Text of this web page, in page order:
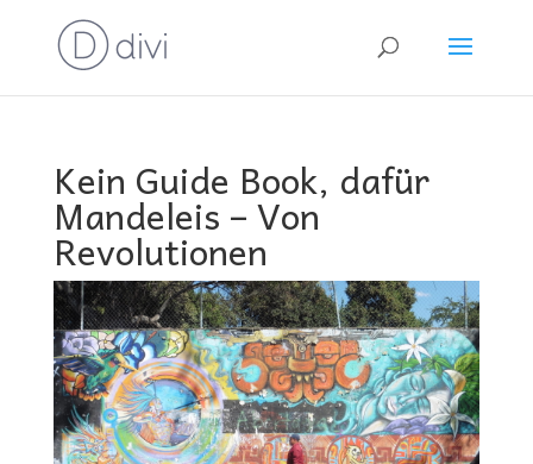
Kein Guide Book, dafür
Mandeleis – Von
Revolutionen